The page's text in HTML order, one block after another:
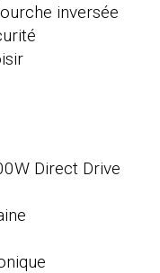
inversée
Direct Drive